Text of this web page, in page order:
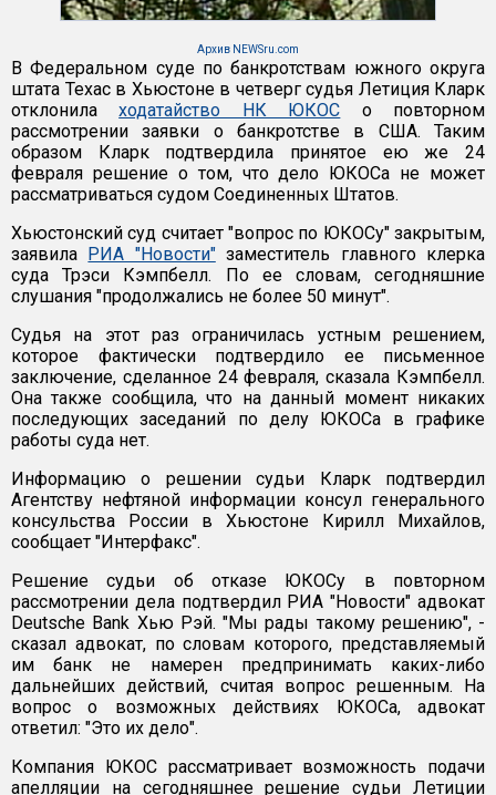
Архив NEWSru.com
В Федеральном суде по банкротствам южного округа
штата Техас в Хьюстоне в четверг судья Летиция Кларк
отклонилаходатайство НК ЮКОС о повторном
рассмотрении заявки о банкротстве в США. Таким
образом Кларк подтвердила принятое ею же 24
февраля решение о том, что дело ЮКОСа не может
рассматриваться судом Соединенных Штатов.
Хьюстонский суд считает "вопрос по ЮКОСу" закрытым,
заявила РИА "Новости"заместитель главного клерка
суда Трэси Кэмпбелл. По ее словам, сегодняшние
слушания "продолжались не более 50 минут".
Судья на этот раз ограничилась устным решением,
которое фактически подтвердило ее письменное
заключение, сделанное 24 февраля, сказала Кэмпбелл.
Она также сообщила, что на данный момент никаких
последующих заседаний по делу ЮКОСа в графике
работы суда нет.
Информацию о решении судьи Кларк подтвердил
Агентству нефтяной информации консул генерального
консульства России в Хьюстоне Кирилл Михайлов,
сообщает "Интерфакс".
Решение судьи об отказе ЮКОСу в повторном
рассмотрении дела подтвердил РИА "Новости" адвокат
Deutsche Bank Хью Рэй. "Мы рады такому решению", -
сказал адвокат, по словам которого, представляемый
им банк не намерен предпринимать каких-либо
дальнейших действий, считая вопрос решенным. На
вопрос о возможных действиях ЮКОСа, адвокат
ответил: "Это их дело".
Компания ЮКОС рассматривает возможность подачи
апелляции на сегодняшнее решение судьи Летиции